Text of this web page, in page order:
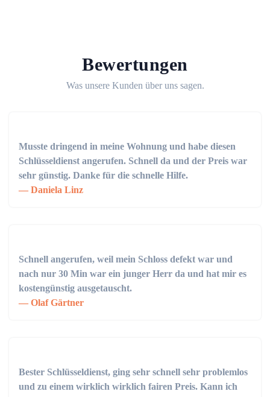
Bewertungen
Was unsere Kunden über uns sagen.
Musste dringend in meine Wohnung und habe diesen
Schlüsseldienst angerufen. Schnell da und der Preis war
sehr günstig. Danke für die schnelle Hilfe.
Daniela Linz
Schnell angerufen, weil mein Schloss defekt war und
nach nur 30 Min war ein junger Herr da und hat mir es
kostengünstig ausgetauscht.
Olaf Gärtner
Bester Schlüsseldienst, ging sehr schnell sehr problemlos
und zu einem wirklich wirklich fairen Preis. Kann ich